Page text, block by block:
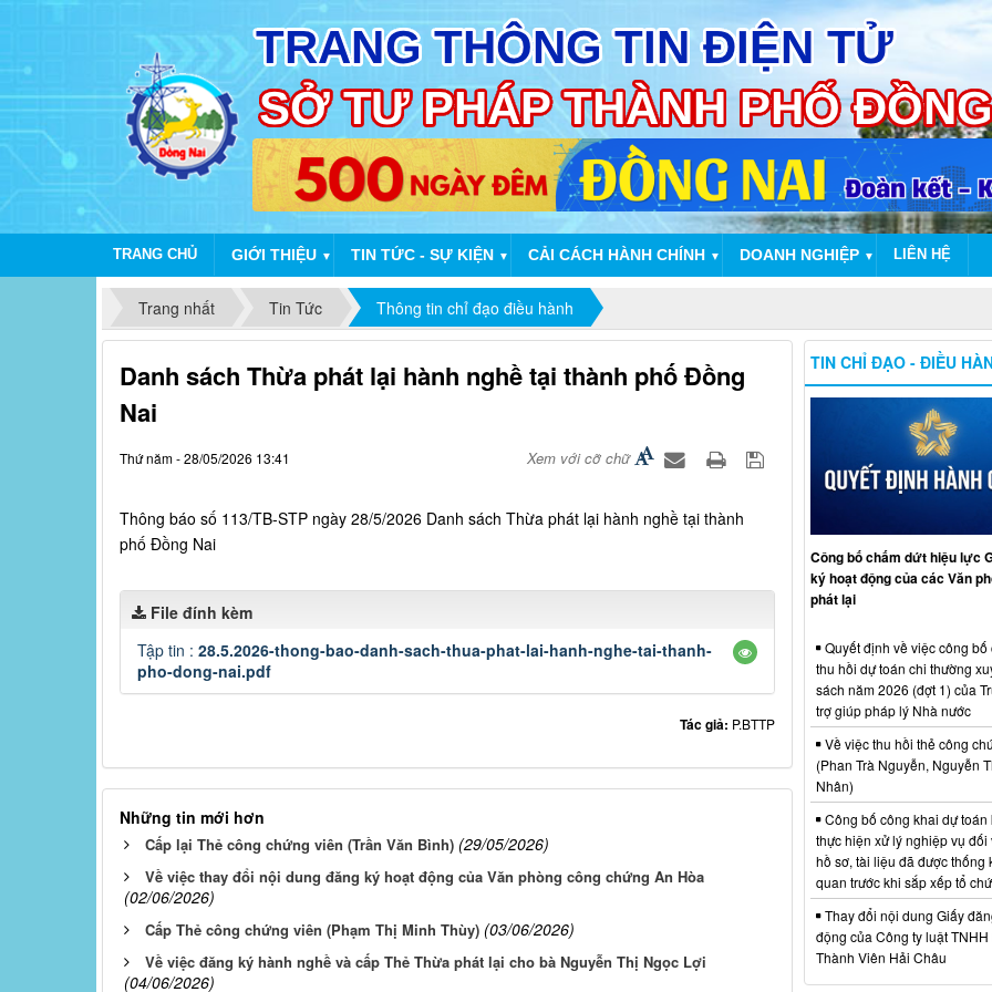
TRANG CHỦ GIỚI THIỆU ▼ TIN TỨC - SỰ KIỆN ▼ CẢI CÁCH HÀNH CHÍNH ▼ DOANH NGHIỆP ▼ LIÊN HỆ
Trang nhất Tin Tức Thông tin chỉ đạo điều hành
Danh sách Thừa phát lại hành nghề tại thành phố Đồng
Nai
Thứ năm - 28/05/2026 13:41 Xem với cỡ chữ
Thông báo số 113/TB-STP ngày 28/5/2026 Danh sách Thừa phát lại hành nghề tại thành
phố Đồng Nai
File đính kèm
Tập tin : 28.5.2026-thong-bao-danh-sach-thua-phat-lai-hanh-nghe-tai-thanh-
pho-dong-nai.pdf
Tác giả: P.BTTP
Những tin mới hơn
Cấp lại Thẻ công chứng viên (Trần Văn Bình) (29/05/2026)
Về việc thay đổi nội dung đăng ký hoạt động của Văn phòng công chứng An Hòa
(02/06/2026)
Cấp Thẻ công chứng viên (Phạm Thị Minh Thùy) (03/06/2026)
Về việc đăng ký hành nghề và cấp Thẻ Thừa phát lại cho bà Nguyễn Thị Ngọc Lợi
(04/06/2026)
TIN CHỈ ĐẠO - ĐIỀU
Công bố chấm dứt hiệu lực
ký hoạt động của các Văn
phát lại
Quyết định về việc công bố
thu hồi dự toán chi thường
sách năm 2026 (đợt 1) của
trợ giúp pháp lý Nhà nước
Về việc thu hồi thẻ công
(Phan Trà Nguyễn, Nguyễn
Nhân)
Công bố công khai dự toán
thực hiện xử lý nghiệp vụ đối
hồ sơ, tài liệu đã được thống
quan trước khi sắp xếp tổ
Thay đổi nội dung Giấy
động của Công ty luật TNHH
Thành Viên Hải Châu